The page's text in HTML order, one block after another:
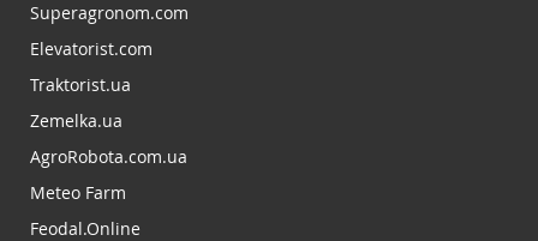
Superagronom.com
Elevatorist.com
Traktorist.ua
Zemelka.ua
AgroRobota.com.ua
Meteo Farm
Feodal.Online